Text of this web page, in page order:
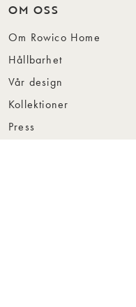
OM OSS
Om Rowico Home
Hållbarhet
Vår design
Kollektioner
Press